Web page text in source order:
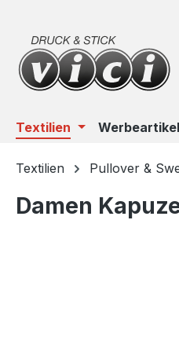
Textilien Werbeartikel
Textilien Pullover &
Damen